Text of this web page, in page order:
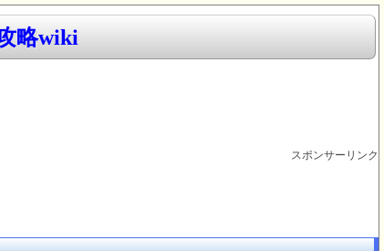
略wiki
スポンサーリンク